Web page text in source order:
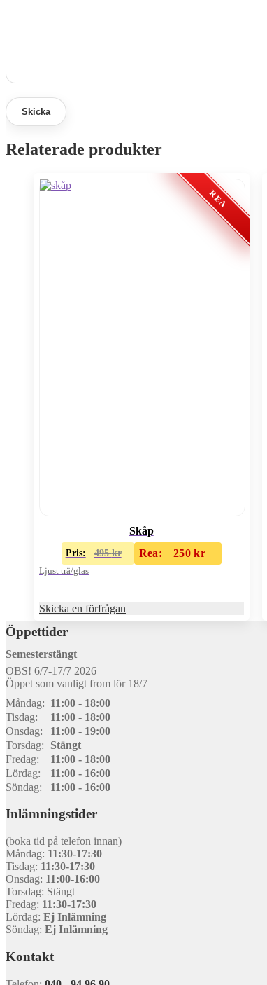
Relaterade produkter
Skåp
Pris: 495kr Rea: 250kr
Ljust trä/glas
Skicka en förfrågan
Öppettider
Semesterstängt
OBS! 6/7-17/7 2026
Öppet som vanligt from lör 18/7
Måndag: 11:00 - 18:00
Tisdag:
11:00 - 18:00
Onsdag:
11:00 - 19:00
Torsdag:
Stängt
Fredag:
11:00 - 18:00
Lördag:
11:00 - 16:00
Söndag:
11:00 - 16:00
Inlämningstider
(boka tid på telefon innan)
Måndag: 11:30-17:30
Tisdag: 11:30-17:30
Onsdag: 11:00-16:00
Torsdag: Stängt
Fredag: 11:30-17:30
Lördag: Ej Inlämning
Söndag: Ej Inlämning
Kontakt